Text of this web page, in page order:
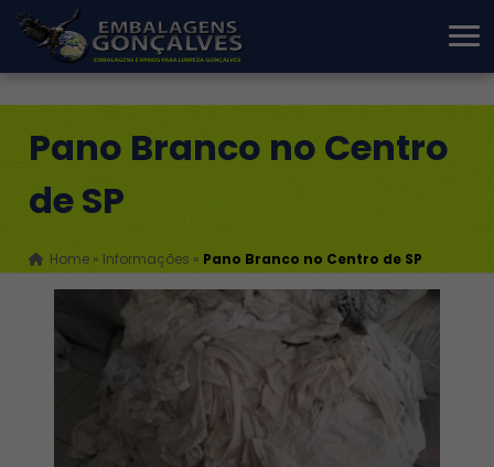
Pano Branco no Centro
de SP
Home » Informações » Pano Branco no Centro de SP